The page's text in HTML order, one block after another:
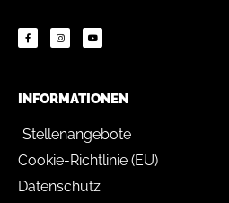
INFORMATIONEN
Stellenangebote
Cookie-Richtlinie (EU)
Datenschutz